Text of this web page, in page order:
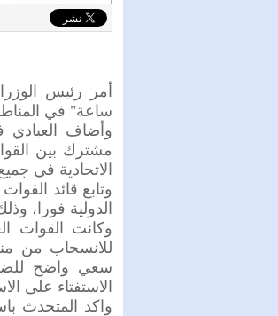
ساعة" في
وأضاف
مشترك بين
الاتحادية في
وتابع قائد
الدولية فورا،
وكانت القوات
للانسحاب من
سعي واضح
الاستفتاء على
واكد المتحدث